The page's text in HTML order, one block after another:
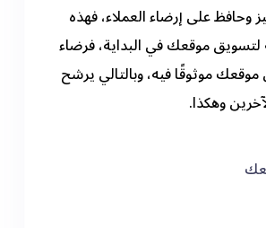
وحافظ على إرضاء العملاء، فهذه
موقعك في البداية، فرضاء
موثوقًا فيه، وبالتالي يرشح
وهكذا.